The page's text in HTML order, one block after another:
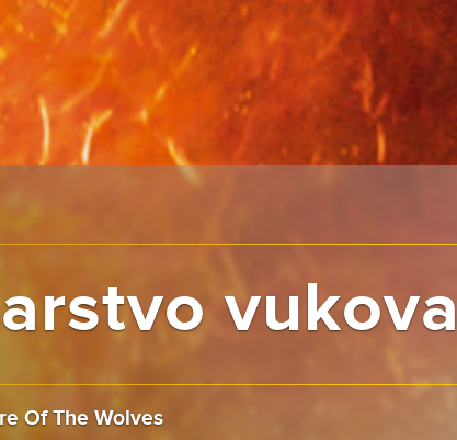
vukova
Of The Wolves